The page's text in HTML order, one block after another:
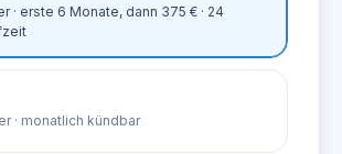
· erste 6 Monate, dann 375 € · 24
· monatlich kündbar